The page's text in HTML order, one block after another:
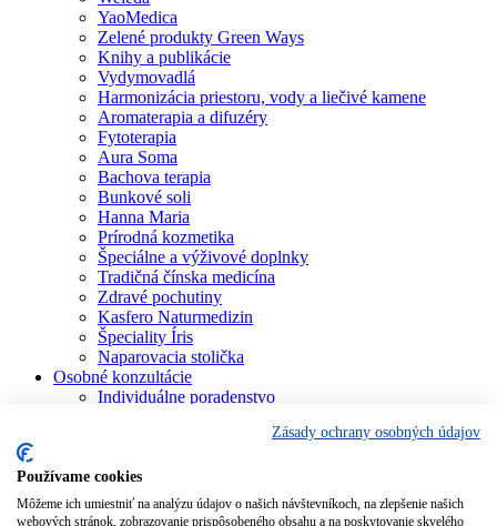
YaoMedica
Zelené produkty Green Ways
Knihy a publikácie
Vydymovadlá
Harmonizácia priestoru, vody a liečivé kamene
Aromaterapia a difuzéry
Fytoterapia
Aura Soma
Bachova terapia
Bunkové soli
Hanna Maria
Prírodná kozmetika
Špeciálne a výživové doplnky
Tradičná čínska medicína
Zdravé pochutiny
Kasfero Naturmedizin
Špeciality Íris
Naparovacia stolička
Osobné konzultácie
Individuálne poradenstvo
Aromaterapia
Homeopatia
Individuálna a partnerská numerológia
Zásady ochrany osobných údajov
Používame cookies
Môžeme ich umiestniť na analýzu údajov o našich návštevníkoch, na zlepšenie našich
webových stránok, zobrazovanie prispôsobeného obsahu a na poskytovanie skvelého